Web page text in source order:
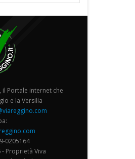
il Portale internet che
e la Versilia
0205164
Proprietà Viva